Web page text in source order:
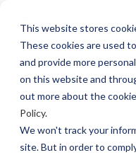
This website stores
These cookies are used
and provide more
on this website and
out more about the
Policy.
We won't track your
site. But in order to